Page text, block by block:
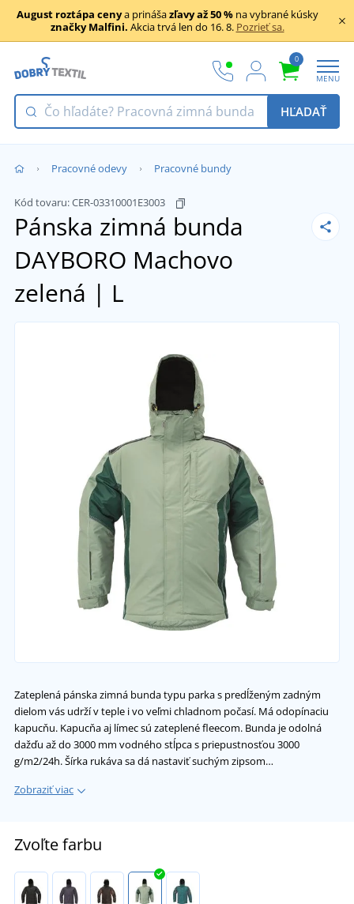
August roztápa cenya prinášazľavy až 50 %na vybrané kúsky
značky Malfini. Akcia trvá len do 16. 8. Pozrieť sa.
0
MENU
HĽADAŤ
Pracovné odevy Pracovné bundy
Kód tovaru:CER-03310001E3003
Pánska zimná bunda
DAYBORO Machovo
zelená | L
Zateplená pánska zimná bunda typu parka s predĺženým zadným
dielom vás udrží v teple i vo veľmi chladnom počasí. Má odopínaciu
kapucňu. Kapucňa aj límec sú zateplené fleecom. Bunda je odolná
dažďu až do 3000 mm vodného stĺpca s priepustnosťou 3000
g/m2/24h. Šírka rukáva sa dá nastaviť suchým zipsom…
Zobraziť viac
Zvoľte farbu